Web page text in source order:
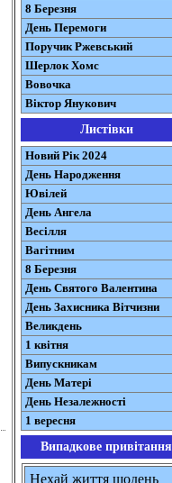
8 Березня
День Перемоги
Поручик Ржевський
Шерлок Хомс
Вовочка
Віктор Янукович
Листівки
Новий Рік 2024
День Народження
Ювілей
День Ангела
Весілля
Вагітним
8 Березня
День Святого Валентина
День Захисника Вітчизни
Великдень
1 квітня
Випускникам
День Матері
День Незалежності
1 вересня
Випадкове привітання
Нехай життя щодень